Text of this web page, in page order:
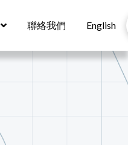
聯絡我們 English